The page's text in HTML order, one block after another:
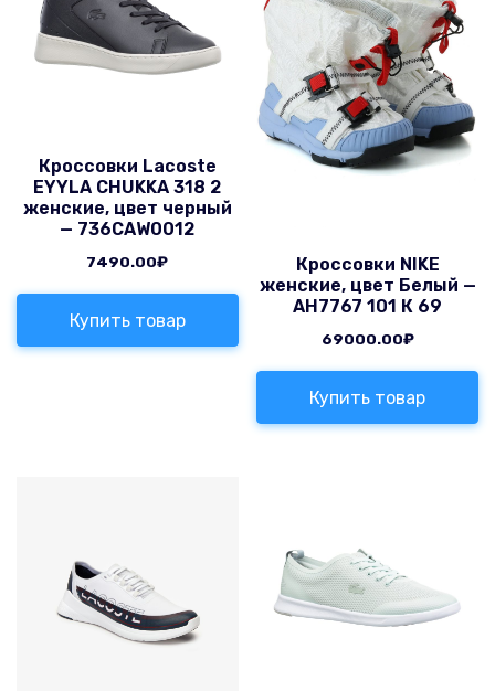
Кроссовки Lacoste
EYYLA CHUKKA 318 2
женские, цвет черный
— 736CAW0012
7490.00₽
Купить товар
Кроссовки NIKE
женские, цвет Белый —
AH7767 101 К 69
69000.00₽
Купить товар